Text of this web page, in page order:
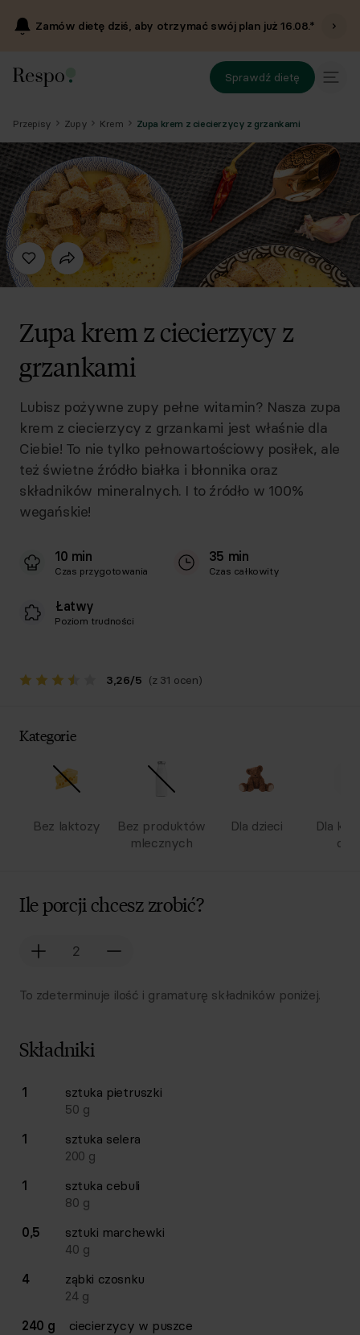
Zamów dietę dziś, aby otrzymać swój plan już16.08.*
Sprawdź dietę
Przepisy Zupy Krem Zupa krem z ciecierzycy z grzankami
Zupa krem z ciecierzycy z
grzankami
Lubisz pożywne zupy pełne witamin? Nasza zupa
krem z ciecierzycy z grzankami jest właśnie dla
Ciebie! To nie tylko pełnowartościowy posiłek, ale
też świetne źródło białka i błonnika oraz
składników mineralnych. I to źródło w 100%
wegańskie!
10 min
Czas przygotowania
35 min
Czas całkowity
Łatwy
Poziom trudności
3,26/5 (z 31 ocen)
Kategorie
Bez laktozy
Bez produktów
mlecznych
Dla dzieci
Dla
Ile porcji chcesz zrobić?
To zdeterminuje ilość i gramaturę składników poniżej.
Składniki
Lista składników przepisu z ilościami i wagami
Ilość Składnik
1 sztuka pietruszki
50 g
1
sztuka selera
200 g
1
sztuka cebuli
80 g
0,5
sztuki marchewki
40 g
4
ząbki czosnku
24g
240 g
ciecierzycy w puszce